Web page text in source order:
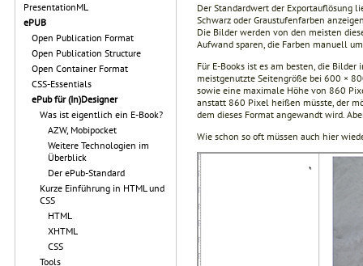
PresentationML
ePUB
Open Publication Format
Open Publication Structure
Open Container Format
CSS-Essentials
ePub für (In)Designer
Was ist eigentlich ein E-Book?
AZW, Mobipocket
Weitere Technologien im
Überblick
Der ePub-Standard
Kurze Einführung in HTML und
CSS
HTML
XHTML
CSS
Tools
Der Standardwert der Exportauflösung
Schwarz oder Graustufenfarben
Die Bilder werden von den meisten
Aufwand sparen, die Farben manuell
Für E-Books ist es am besten, die
meistgenutzte Seitengröße bei 600 ×
sowie eine maximale Höhe von 860
anstatt 860 Pixel heißen müsste, der
dem dieses Format angewandt wird.
Wie schon so oft müssen auch hier